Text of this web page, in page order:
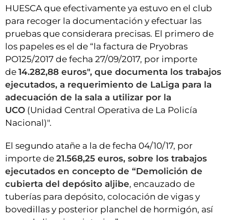
HUESCA que efectivamente ya estuvo en el club
para recoger la documentación y efectuar las
pruebas que considerara precisas. El primero de
los papeles es el de “la factura de Pryobras
PO125/2017 de fecha 27/09/2017, por importe
de 14.282,88 euros", que documenta los trabajos
ejecutados, a requerimiento de LaLiga para la
adecuación de la sala a utilizar por la
UCO (Unidad Central Operativa de La Policía
Nacional)".
El segundo atañe a la de fecha 04/10/17, por
importe de 21.568,25 euros, sobre los trabajos
ejecutados en concepto de “Demolición de
cubierta del depósito aljibe, encauzado de
tuberías para depósito, colocación de vigas y
bovedillas y posterior planchel de hormigón, así